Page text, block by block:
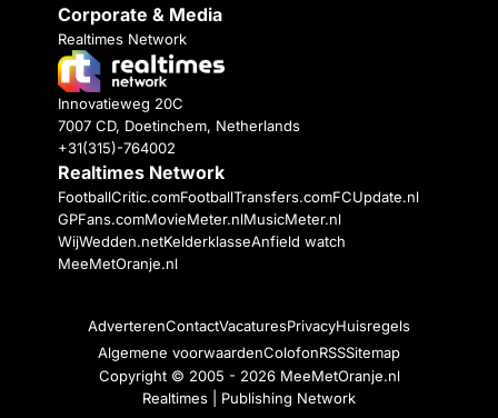
Corporate & Media
Realtimes Network
Innovatieweg 20C
7007 CD, Doetinchem, Netherlands
+31(315)-764002
Realtimes Network
FootballCritic.comFootballTransfers.comFCUpdate.nl
GPFans.comMovieMeter.nlMusicMeter.nl
WijWedden.netKelderklasseAnfield watch
MeeMetOranje.nl
AdverterenContactVacaturesPrivacyHuisregels
Algemene voorwaardenColofonRSSSitemap
Copyright © 2005 - 2026 MeeMetOranje.nl
Realtimes | Publishing Network